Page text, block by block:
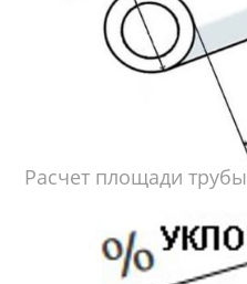
Расчет площади трубы